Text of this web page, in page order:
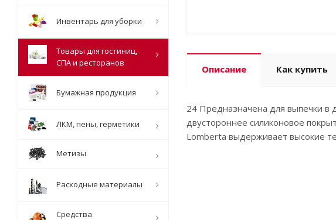
Описание Как купить
24 Предназначена для выпечки в
двустороннее силиконовое
Lomberta выдерживает высокие
Инвентарь для уборки
Товары для гостиниц,
СПА и ресторанов
Бумажная продукция
ЛКМ, пены, герметики
Метизы
Расходные материалы
Средства